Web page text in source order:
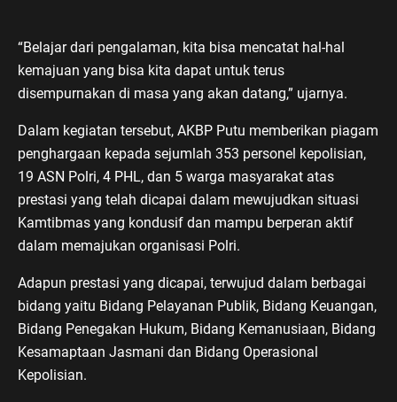
“Belajar dari pengalaman, kita bisa mencatat hal-hal
kemajuan yang bisa kita dapat untuk terus
disempurnakan di masa yang akan datang,” ujarnya.
Dalam kegiatan tersebut, AKBP Putu memberikan piagam
penghargaan kepada sejumlah 353 personel kepolisian,
19 ASN Polri, 4 PHL, dan 5 warga masyarakat atas
prestasi yang telah dicapai dalam mewujudkan situasi
Kamtibmas yang kondusif dan mampu berperan aktif
dalam memajukan organisasi Polri.
Adapun prestasi yang dicapai, terwujud dalam berbagai
bidang yaitu Bidang Pelayanan Publik, Bidang Keuangan,
Bidang Penegakan Hukum, Bidang Kemanusiaan, Bidang
Kesamaptaan Jasmani dan Bidang Operasional
Kepolisian.